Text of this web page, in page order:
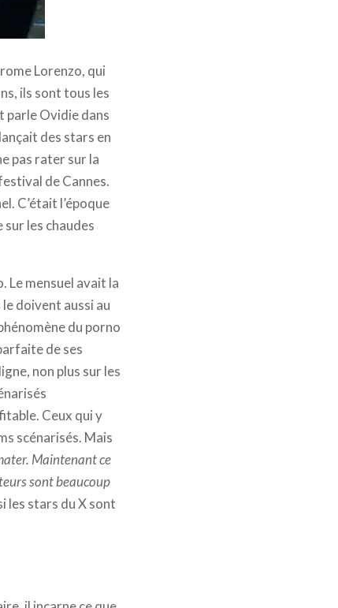
Lorenzo, qui
ils sont tous les
parle Ovidie dans
des stars en
pas rater sur la
de Cannes.
C’était l’époque
les chaudes
Le mensuel avait la
doivent aussi au
du porno
de ses
non plus sur les
Ceux qui y
scénarisés. Mais
Maintenant ce
sont beaucoup
les stars du X sont